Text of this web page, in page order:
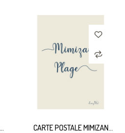
CARTE POSTALE MIMIZAN